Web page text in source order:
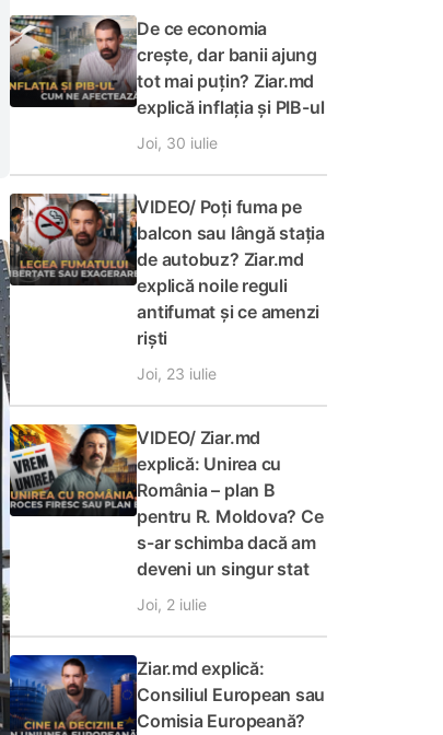
De ce economia
crește, dar banii ajung
tot mai puțin? Ziar.md
explică inflația și PIB-ul
Joi, 30 iulie
VIDEO/ Poți fuma pe
balcon sau lângă stația
de autobuz? Ziar.md
explică noile reguli
antifumat și ce amenzi
riști
Joi, 23 iulie
VIDEO/ Ziar.md
explică: Unirea cu
România – plan B
pentru R. Moldova? Ce
s-ar schimba dacă am
deveni un singur stat
Joi, 2 iulie
Ziar.md explică:
Consiliul European sau
Comisia Europeană?